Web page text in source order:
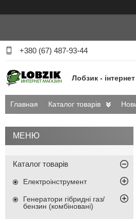
+380 (67) 487-93-44
Лобзик -
Главная Каталог товарів
Каталог товарів
Електроінструмент
Генератори гібридні газ/
бензин (комбіновані)